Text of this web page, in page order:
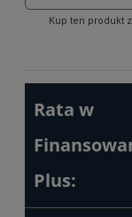
Kup ten produkt
Rata w
Plus: